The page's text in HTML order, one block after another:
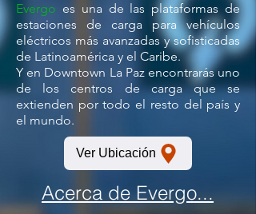
Evergo es una de las plataformas de
estaciones de carga para vehículos
eléctricos más avanzadas y sofisticadas
de Latinoamérica y el Caribe.
Y en Downtown La Paz encontrarás uno
de los centros de carga que se
extienden por todo el resto del país y
el mundo.
Ver Ubicación
Acerca de Evergo...